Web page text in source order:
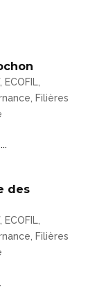
, ECOFIL
Filières
des
, ECOFIL
Filières